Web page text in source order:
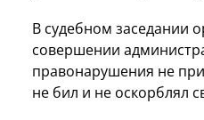
В судебном заседании
совершении
правонарушения не
не бил и не оскорблял